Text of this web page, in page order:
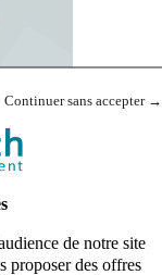
Continuer sans accepter →
de notre site
proposer des offres